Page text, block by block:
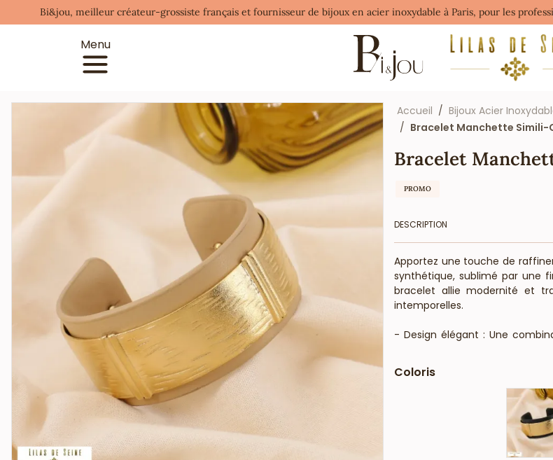
Bi&jou, meilleur créateur-grossiste français et fournisseur de bijoux en acier inoxydable à Paris, pour les
Menu
Accueil Bijoux Acier
Bracelet Manchette Simili-
Bracelet
PROMO
DESCRIPTION
Apportez une touche de
synthétique, sublimé par une
bracelet allie modernité et
intemporelles.
- Design élégant : Une
- Polyvalence : S'adapte
- Fermeture ajustable par
chaque poignet. La largeur de
- Attrait universel : Un
d’accessoires classiques.
- Facilité de présentation :
- Rentabilité : Un bijou haut de
Coloris